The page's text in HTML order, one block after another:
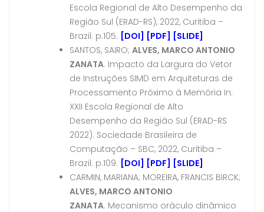
Escola Regional de Alto Desempenho da
Região Sul (ERAD-RS), 2022, Curitiba –
Brazil. p.105. [DOI] [PDF] [SLIDE]
SANTOS, SAIRO; ALVES, MARCO ANTONIO
ZANATA. Impacto da Largura do Vetor
de Instruções SIMD em Arquiteturas de
Processamento Próximo à Memória In:
XXII Escola Regional de Alto
Desempenho da Região Sul (ERAD-RS
2022). Sociedade Brasileira de
Computação – SBC, 2022, Curitiba –
Brazil. p.109. [DOI] [PDF] [SLIDE]
CARMIN, MARIANA; MOREIRA, FRANCIS BIRCK;
ALVES, MARCO ANTONIO
ZANATA. Mecanismo oráculo dinâmico